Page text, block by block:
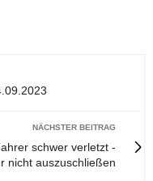
NÄCHSTER BEITRAG
schwer verletzt -
nicht auszuschließen